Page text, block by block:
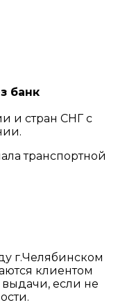
банк
и стран СНГ с
транспортной
г.Челябинском
клиентом
если не